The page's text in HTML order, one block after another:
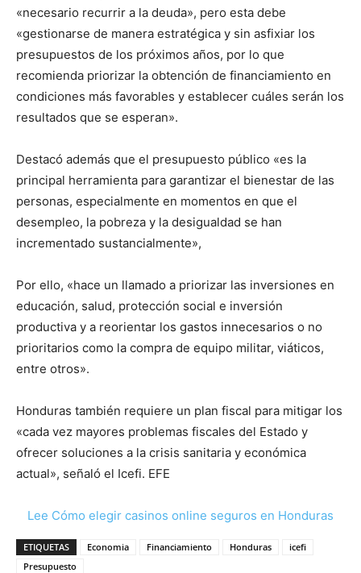
«necesario recurrir a la deuda», pero esta debe
«gestionarse de manera estratégica y sin asfixiar los
presupuestos de los próximos años, por lo que
recomienda priorizar la obtención de financiamiento en
condiciones más favorables y establecer cuáles serán los
resultados que se esperan».
Destacó además que el presupuesto público «es la
principal herramienta para garantizar el bienestar de las
personas, especialmente en momentos en que el
desempleo, la pobreza y la desigualdad se han
incrementado sustancialmente»,
Por ello, «hace un llamado a priorizar las inversiones en
educación, salud, protección social e inversión
productiva y a reorientar los gastos innecesarios o no
prioritarios como la compra de equipo militar, viáticos,
entre otros».
Honduras también requiere un plan fiscal para mitigar los
«cada vez mayores problemas fiscales del Estado y
ofrecer soluciones a la crisis sanitaria y económica
actual», señaló el Icefi. EFE
Lee Cómo elegir casinos online seguros en Honduras
ETIQUETAS Economia Financiamiento Honduras
icefi
Presupuesto